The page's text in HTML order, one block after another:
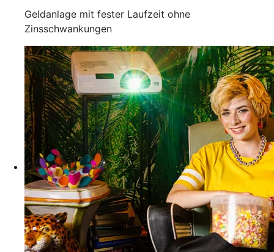
Geldanlage mit fester Laufzeit ohne
Zinsschwankungen